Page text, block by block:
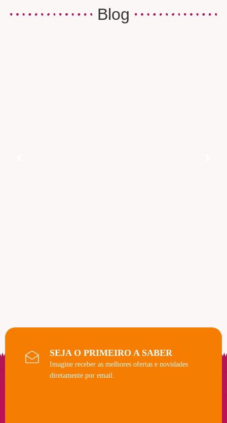
Blog
SEJA O PRIMEIRO A SABER
Imagine receber as melhores ofertas e novidades
diretamente por email.